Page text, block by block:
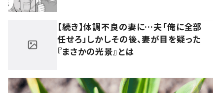
【続き】体調不良の妻に…夫「俺に全部
任せろ」しかしその後、妻が目を疑った
『まさかの光景』とは